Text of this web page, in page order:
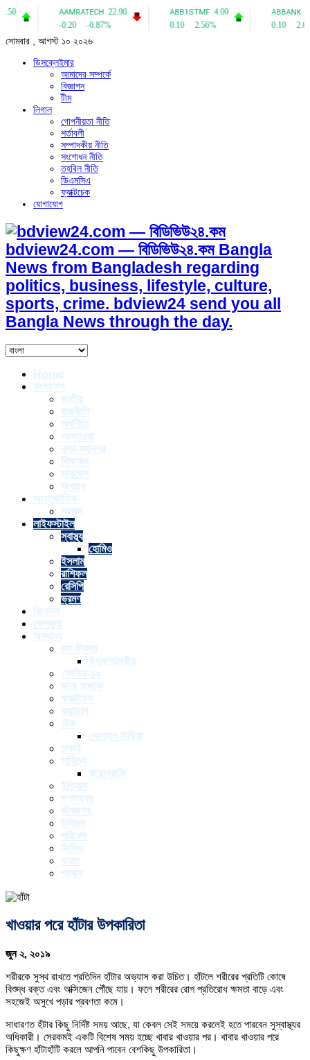
সোমবার , আগস্ট ১০ ২০২৬
ডিসক্লেইমার
আমাদের সম্পর্কে
বিজ্ঞাপন
টীম
লিগাল
গোপনীয়তা নীতি
শর্তাবলী
সম্পাদকীয় নীতি
সংশোধন নীতি
তহবিল নীতি
ডিএমসিএ
ফ্যাক্টচেক
যোগাযোগ
bdview24.com — বিডিভিউ২৪.কম Bangla
News from Bangladesh regarding
politics, business, lifestyle, culture,
sports, crime. bdview24 send you all
Bangla News through the day.
Home
বাংলাদেশ
জাতীয়
রাজনীতি
অর্থনীতি
আবহাওয়া
নগর-মহানগর
শিক্ষাঙ্গন
সারাদেশ
অপরাধ
আন্তর্জাতিক
প্রবাস
লাইফস্টাইল
স্বাস্থ্য
হোমিও
ইসলাম
রাশিফল
রেসিপি
ভ্রমণ
বিনোদন
খেলাধুলা
অন্যান্য
মত-দ্বিমত
উপসম্পাদকীয়
কোভিড-১৯
জানা অজানা
ফ্যাক্টচেক
স্ক্যান্ডাল
টেক
সোশ্যাল মিডিয়া
চাকরি
সাহিত্য
বায়োগ্রাফি
ইতিহাস
গণমাধ্যম
জীবজগৎ
উদ্ভিদ
পরিবেশ
ভিডিও
ভারত
প্রবাস
খাওয়ার পরে হাঁটার উপকারিতা
জুন ২, ২০১৯
শরীরকে সুস্থ রাখতে প্রতিদিন হাঁটার অভ্যাস করা উচিত। হাঁটলে শরীরের প্রতিটি কোষে
বিশুদ্ধ রক্ত এবং অক্সিজেন পৌঁছে যায়। ফলে শরীরের রোগ প্রতিরোধ ক্ষমতা বাড়ে এবং
সহজেই অসুখে পড়ার প্রবণতা কমে।
সাধারণত হঁটার কিছু নির্দিষ্ট সময় আছে, যা কেবল সেই সময়ে করলেই হতে পারবেন সুস্বাস্থ্যর
অধিকারী। সেরকমই একটি বিশেষ সময় হচ্ছে খাবার খাওয়ার পর। খাবার খাওয়ার পরে
কিছুক্ষণ হাঁটাহাঁটি করলে আপনি পাবেন বেশকিছু উপকারিতা।